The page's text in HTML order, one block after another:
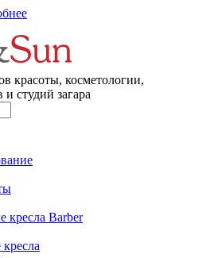
красоты, косметологии,
студий загара
кресла Barber